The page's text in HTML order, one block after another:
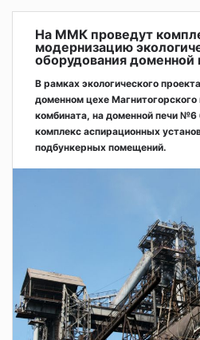
На ММК проведут
модернизацию
оборудования
В рамках экологического
доменном цехе Магнитогорского
комбината, на доменной печи №6
комплекс аспирационных
подбункерных помещений.